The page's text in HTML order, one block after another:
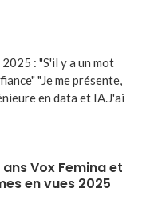
2025 : "S'il y a un mot
"Je me présente,
en data et IA.J'ai
ans Vox Femina et
en vues 2025